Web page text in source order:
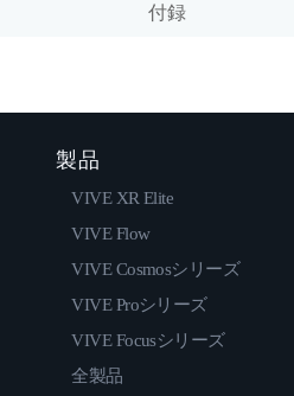
付録
製品
VIVE XR Elite
VIVE Flow
VIVE Cosmosシリーズ
VIVE Proシリーズ
VIVE Focusシリーズ
全製品